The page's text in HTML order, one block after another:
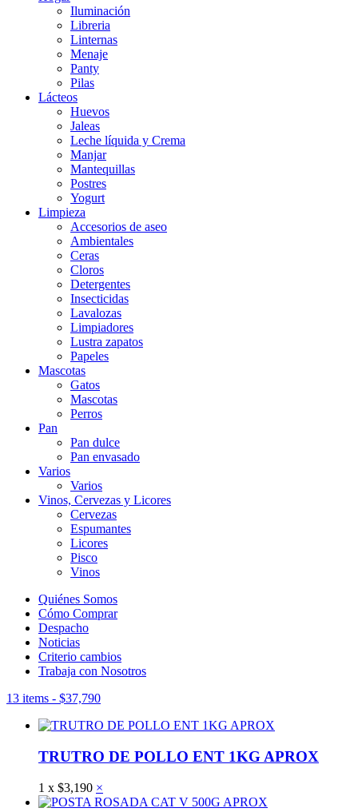
Iluminación
Libreria
Linternas
Menaje
Panty
Pilas
Lácteos
Huevos
Jaleas
Leche líquida y Crema
Manjar
Mantequillas
Postres
Yogurt
Limpieza
Accesorios de aseo
Ambientales
Ceras
Cloros
Detergentes
Insecticidas
Lavalozas
Limpiadores
Lustra zapatos
Papeles
Mascotas
Gatos
Mascotas
Perros
Pan
Pan dulce
Pan envasado
Varios
Varios
Vinos, Cervezas y Licores
Cervezas
Espumantes
Licores
Pisco
Vinos
Quiénes Somos
Cómo Comprar
Despacho
Noticias
Criterio cambios
Trabaja con Nosotros
13 items - $37,790
TRUTRO DE POLLO ENT 1KG APROX
1 x $3,190 ×